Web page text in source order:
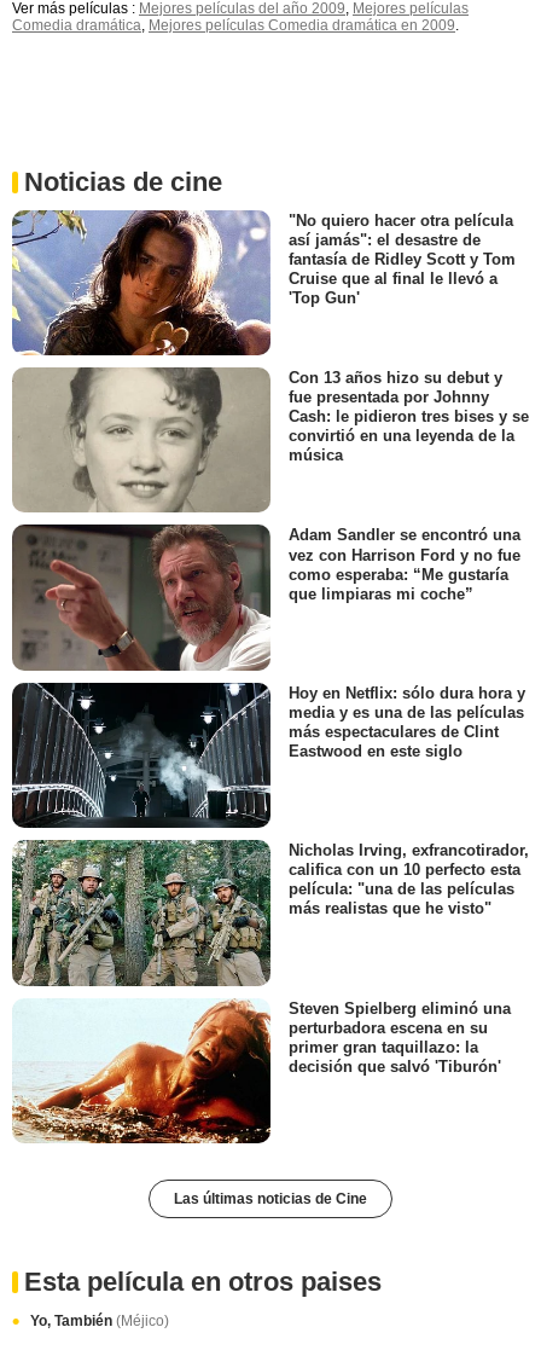
Ver más películas : Mejores películas del año 2009 Mejores películas
Comedia dramática Mejores películas Comedia dramática en 2009
Noticias de cine
"No quiero hacer otra película
así jamás": el desastre de
fantasía de Ridley Scott y Tom
Cruise que al final le llevó a
'Top Gun'
Con 13 años hizo su debut y
fue presentada por Johnny
Cash: le pidieron tres bises y se
convirtió en una leyenda de la
música
Adam Sandler se encontró una
vez con Harrison Ford y no fue
como esperaba: “Me gustaría
que limpiaras mi coche”
Hoy en Netflix: sólo dura hora y
media y es una de las películas
más espectaculares de Clint
Eastwood en este siglo
Nicholas Irving, exfrancotirador,
califica con un 10 perfecto esta
película: "una de las películas
más realistas que he visto"
Steven Spielberg eliminó una
perturbadora escena en su
primer gran taquillazo: la
decisión que salvó 'Tiburón'
Las últimas noticias de Cine
Esta película en otros paises
Yo, También (Méjico)